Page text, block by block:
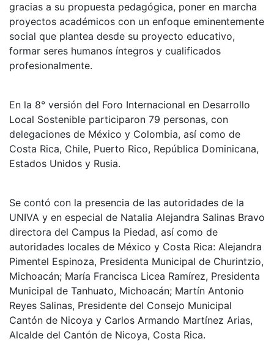
gracias a su propuesta pedagógica, poner en marcha
proyectos académicos con un enfoque eminentemente
social que plantea desde su proyecto educativo,
formar seres humanos íntegros y cualificados
profesionalmente.
En la 8° versión del Foro Internacional en Desarrollo
Local Sostenible participaron 79 personas, con
delegaciones de México y Colombia, así como de
Costa Rica, Chile, Puerto Rico, República Dominicana,
Estados Unidos y Rusia.
Se contó con la presencia de las autoridades de la
UNIVA y en especial de Natalia Alejandra Salinas Bravo
directora del Campus la Piedad, así como de
autoridades locales de México y Costa Rica: Alejandra
Pimentel Espinoza, Presidenta Municipal de Churintzio,
Michoacán; María Francisca Licea Ramírez, Presidenta
Municipal de Tanhuato, Michoacán; Martín Antonio
Reyes Salinas, Presidente del Consejo Municipal
Cantón de Nicoya y Carlos Armando Martínez Arias,
Alcalde del Cantón de Nicoya, Costa Rica.